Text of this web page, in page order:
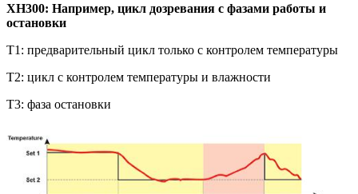
XH300: Например, цикл дозревания с фазами работы и
остановки
T1: предварительный цикл только с контролем температуры
T2: цикл с контролем температуры и влажности
T3: фаза остановки